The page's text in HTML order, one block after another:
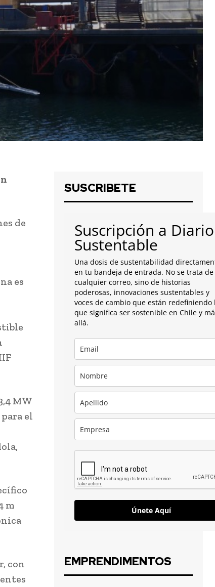
de
es
MW
el
m
con
SUSCRIBETE
Suscripción a Diario
Sustentable
Una dosis de sustentabilidad
en tu bandeja de entrada. No se trata de
cualquier correo, sino de historias
poderosas, innovaciones sustentables y
voces de cambio que están redefiniendo
que significa ser sostenible en Chile y
allá.
Únete Aquí
EMPRENDIMENTOS